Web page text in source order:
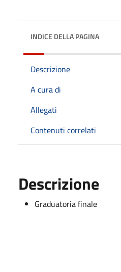
INDICE DELLA PAGINA
Descrizione
A cura di
Allegati
Contenuti correlati
Descrizione
Graduatoria finale